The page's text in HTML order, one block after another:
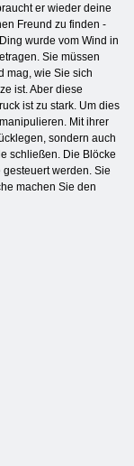
er wieder deine
Freund zu finden -
wurde vom Wind in
Sie müssen
mag, wie Sie sich
ist. Aber diese
ist zu stark. Um dies
Mit ihrer
sondern auch
schließen. Die Blöcke
werden. Sie
machen Sie den